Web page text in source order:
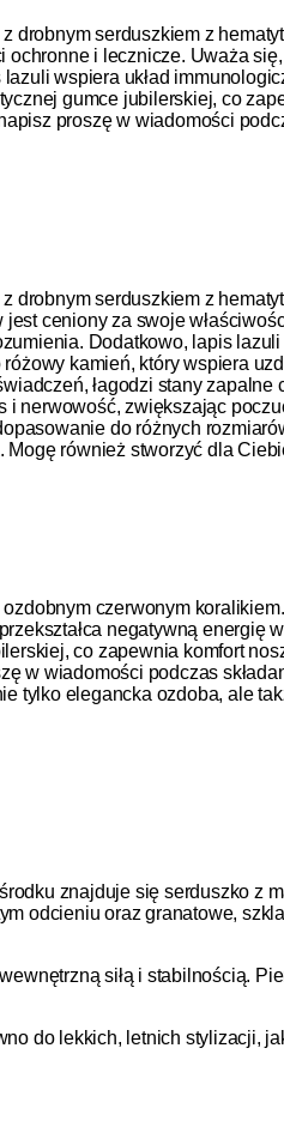
serduszkiem z
i lecznicze. Uważa
wspiera układ
gumce jubilerskiej, co
proszę w wiadomości
serduszkiem z
ceniony za swoje
Dodatkowo, lapis
kamień, który wspiera
łagodzi stany
i nerwowość, zwiększając
do różnych
również stworzyć dla
czerwonym
negatywną energię
co zapewnia komfort
w wiadomości podczas
tylko elegancka ozdoba, ale
znajduje się serduszko z
odcieniu oraz granatowe,
siłą i stabilnością.
do lekkich, letnich stylizacji,